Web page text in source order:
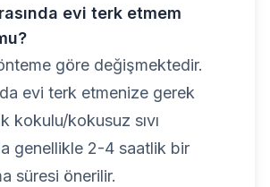
evi terk etmem
göre değişmektedir.
evi terk etmenize gerek
kokulu/kokusuz sıvı
genellikle 2-4 saatlik bir
süresi önerilir.